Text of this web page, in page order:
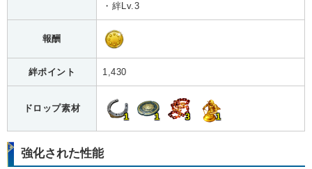
・絆Lv.3
報酬
絆ポイント 1,430
ドロップ素材
1 1 3 1
強化された性能